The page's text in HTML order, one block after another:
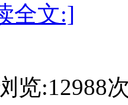
全文:]
览:12988